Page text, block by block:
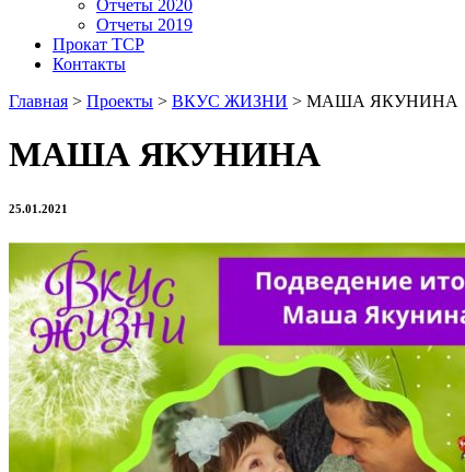
Отчеты 2020
Отчеты 2019
Прокат ТСР
Контакты
Главная > Проекты > ВКУС ЖИЗНИ > МАША ЯКУНИНА
МАША ЯКУНИНА
25.01.2021